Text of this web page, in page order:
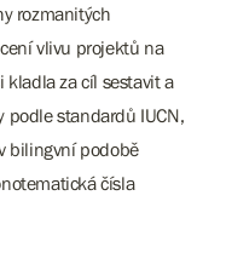
rozmanitých
vlivu projektů na
kladla za cíl sestavit a
podle standardů IUCN,
bilingvní podobě
čísla